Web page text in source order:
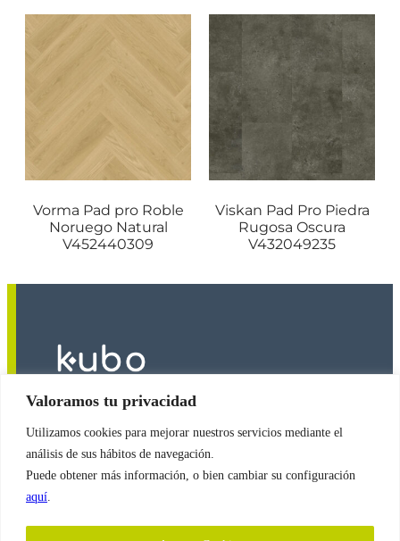
Valoramos tu privacidad
Utilizamos cookies para mejorar nuestros servicios mediante el
análisis de sus hábitos de navegación.
Puede obtener más información, o bien cambiar su configuración
aquí
Vorma Pad pro Roble
Noruego Natural
V452440309
Viskan Pad Pro Piedra
Rugosa Oscura
V432049235
2026
Política de Cookies